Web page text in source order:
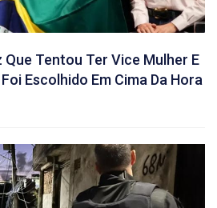
Tentou Ter Vice Mulher E
Escolhido Em Cima Da Hora